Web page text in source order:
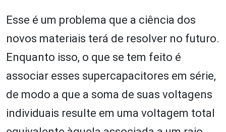
Esse é um problema que a ciência dos
novos materiais terá de resolver no futuro.
Enquanto isso, o que se tem feito é
associar esses supercapacitores em série,
de modo a que a soma de suas voltagens
individuais resulte em uma voltagem total